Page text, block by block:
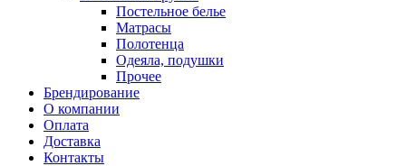
Постельное белье
Матрасы
Полотенца
Одеяла, подушки
Прочее
Брендирование
О компании
Оплата
Доставка
Контакты